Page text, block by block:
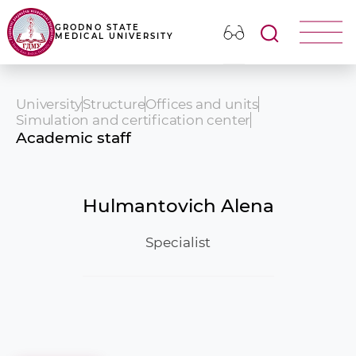
GRODNO STATE
MEDICAL UNIVERSITY
UniversityStructureOffices and units
Simulation and certification center
Academic staff
Hulmantovich Alena
Specialist